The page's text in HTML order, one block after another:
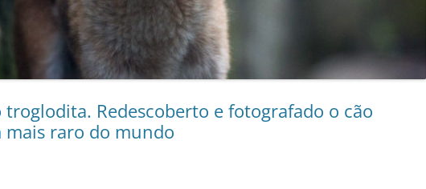
troglodita. Redescoberto e fotografado o cão
mais raro do mundo